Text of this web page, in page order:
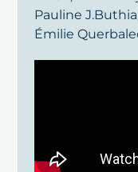
Pauline
Émilie